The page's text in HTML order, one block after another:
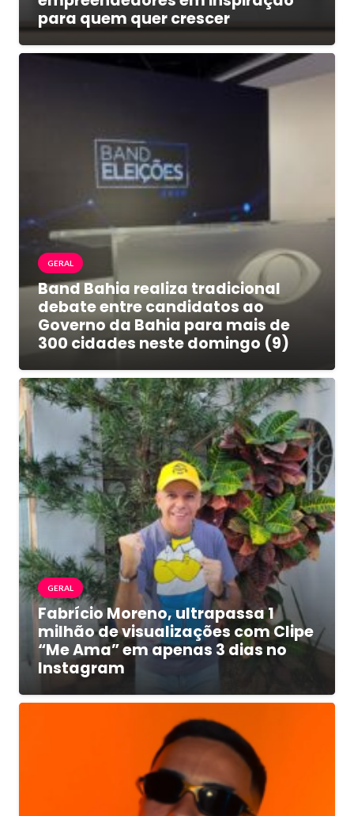
para quem quer crescer
GERAL
Band Bahia realiza tradicional
debate entre candidatos ao
Governo da Bahia para mais de
300 cidades neste domingo (9)
GERAL
Fabrício Moreno, ultrapassa 1
milhão de visualizações com Clipe
“Me Ama” em apenas 3 dias no
Instagram